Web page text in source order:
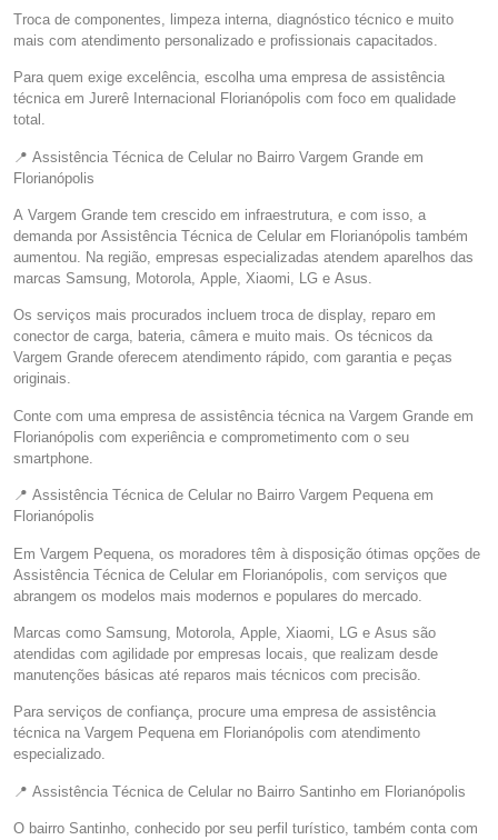
Troca de componentes, limpeza interna, diagnóstico técnico e muito
mais com atendimento personalizado e profissionais capacitados.
Para quem exige excelência, escolha uma empresa de assistência
técnica em Jurerê Internacional Florianópolis com foco em qualidade
total.
📍 Assistência Técnica de Celular no Bairro Vargem Grande em
Florianópolis
A Vargem Grande tem crescido em infraestrutura, e com isso, a
demanda por Assistência Técnica de Celular em Florianópolis também
aumentou. Na região, empresas especializadas atendem aparelhos das
marcas Samsung, Motorola, Apple, Xiaomi, LG e Asus.
Os serviços mais procurados incluem troca de display, reparo em
conector de carga, bateria, câmera e muito mais. Os técnicos da
Vargem Grande oferecem atendimento rápido, com garantia e peças
originais.
Conte com uma empresa de assistência técnica na Vargem Grande em
Florianópolis com experiência e comprometimento com o seu
smartphone.
📍 Assistência Técnica de Celular no Bairro Vargem Pequena em
Florianópolis
Em Vargem Pequena, os moradores têm à disposição ótimas opções de
Assistência Técnica de Celular em Florianópolis, com serviços que
abrangem os modelos mais modernos e populares do mercado.
Marcas como Samsung, Motorola, Apple, Xiaomi, LG e Asus são
atendidas com agilidade por empresas locais, que realizam desde
manutenções básicas até reparos mais técnicos com precisão.
Para serviços de confiança, procure uma empresa de assistência
técnica na Vargem Pequena em Florianópolis com atendimento
especializado.
📍 Assistência Técnica de Celular no Bairro Santinho em Florianópolis
O bairro Santinho, conhecido por seu perfil turístico, também conta com